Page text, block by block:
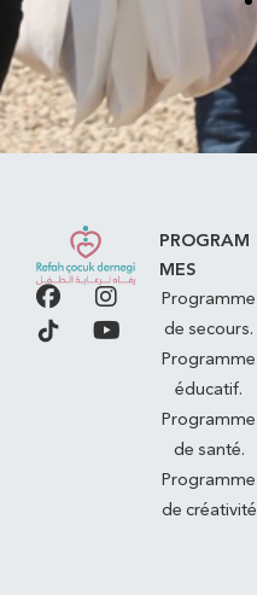
PROGRAM
MES
Programme
de secours.
Programme
éducatif.
Programme
de santé.
Programme
de créativité